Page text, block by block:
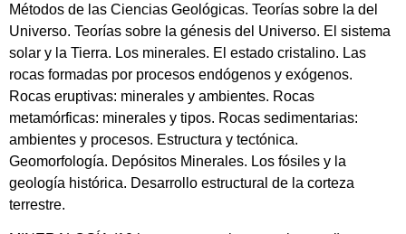
Métodos de las Ciencias Geológicas. Teorías sobre la del
Universo. Teorías sobre la génesis del Universo. El sistema
solar y la Tierra. Los minerales. El estado cristalino. Las
rocas formadas por procesos endógenos y exógenos.
Rocas eruptivas: minerales y ambientes. Rocas
metamórficas: minerales y tipos. Rocas sedimentarias:
ambientes y procesos. Estructura y tectónica.
Geomorfología. Depósitos Minerales. Los fósiles y la
geología histórica. Desarrollo estructural de la corteza
terrestre.